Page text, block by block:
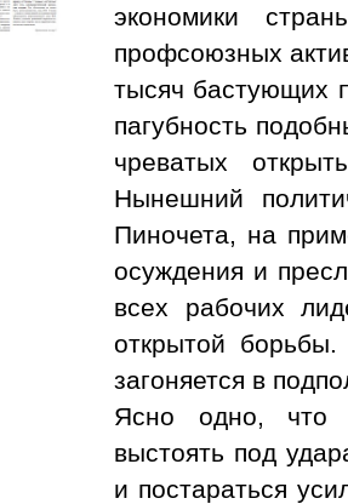
экономики
профсоюзных
тысяч бастующих
пагубность
чреватых
Нынешний
Пиночета, на
осуждения и
всех рабочих
открытой
загоняется в
Ясно одно, что
выстоять под
и постараться